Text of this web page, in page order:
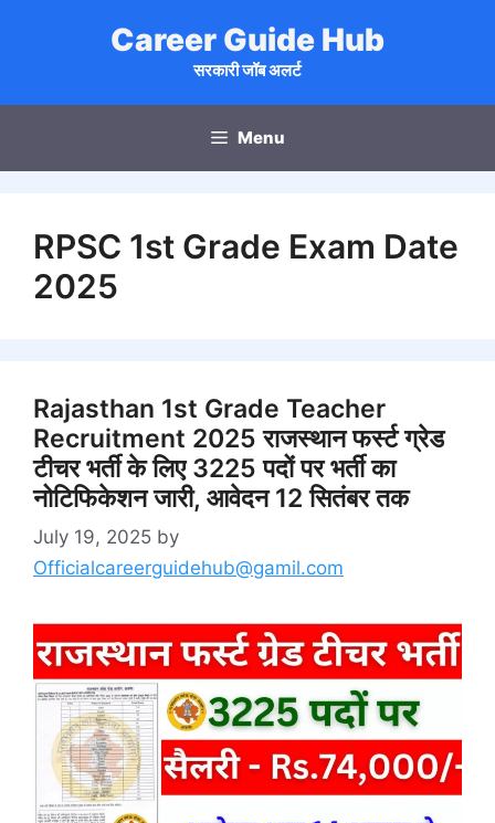
Career Guide Hub
सरकारी जॉब अलर्ट
Menu
RPSC 1st Grade Exam Date
2025
Rajasthan 1st Grade Teacher
Recruitment 2025 राजस्थान फर्स्ट ग्रेड
टीचर भर्ती के लिए 3225 पदों पर भर्ती का
नोटिफिकेशन जारी, आवेदन 12 सितंबर तक
July 19, 2025 by
Officialcareerguidehub@gamil.com